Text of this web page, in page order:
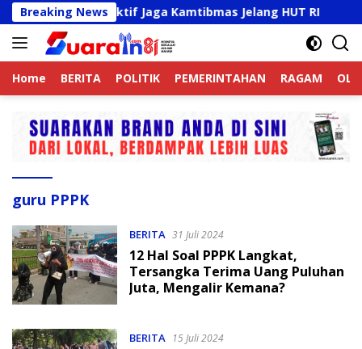
Langsung
ke
konten
Breaking News
Online Aktif Jaga Kamtibmas Jelang HUT RI
Home BERITA POLITIK PEMERINTAHAN RAGAM
guru PPPK
BERITA 31 Juli 2024
12 Hal Soal PPPK Langkat,
Tersangka Terima Uang Puluhan
Juta, Mengalir Kemana?
BERITA 15 Juli 2024